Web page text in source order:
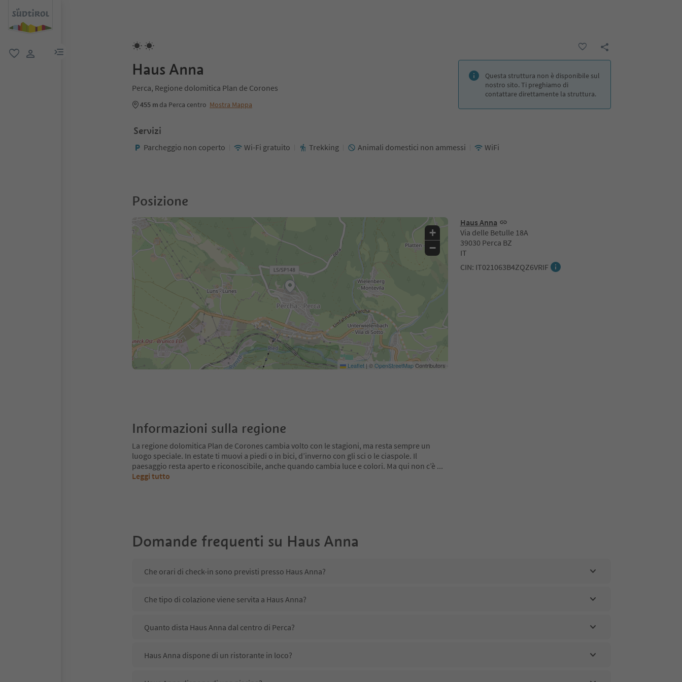
menu link
Haus Anna
Perca, Regione dolomitica Plan de Corones
455 m da Perca centro Mostra Mappa
Questa struttura non è disponibile sul
nostro sito. Ti preghiamo di
contattare direttamente la struttura.
Servizi
Parcheggio non coperto Wi-Fi gratuito Trekking Animali domestici non ammessi WiFi
Posizione
Haus Anna
Via delle Betulle 18A
39030 Perca BZ
IT
CIN: IT021063B4ZQZ6VRIF
+
−
Leaflet | ©OpenStreetMapContributors
Informazioni sulla regione
La regione dolomitica Plan de Corones cambia volto con le stagioni, ma resta sempre un
luogo speciale. In estate ti muovi a piedi o in bici, d’inverno con gli sci o le ciaspole. Il
paesaggio resta aperto e riconoscibile, anche quando cambia luce e colori. Ma qui non c’è ...
Leggi tutto
Domande frequenti su Haus Anna
Che orari di check-in sono previsti presso Haus Anna?
Che tipo di colazione viene servita a Haus Anna?
Quanto dista Haus Anna dal centro di Perca?
Haus Anna dispone di un ristorante in loco?